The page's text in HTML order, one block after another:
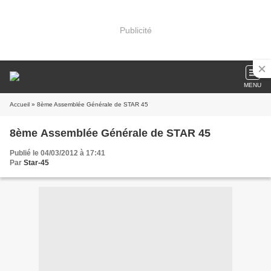
Publicité
MENU
Accueil » 8ème Assemblée Générale de STAR 45
8ème Assemblée Générale de STAR 45
Publié le 04/03/2012 à 17:41
Par Star-45